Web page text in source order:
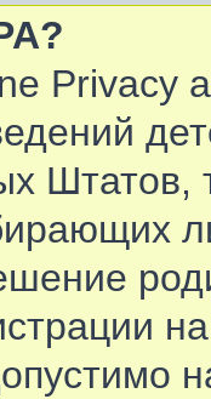
Privacy
Штатов,